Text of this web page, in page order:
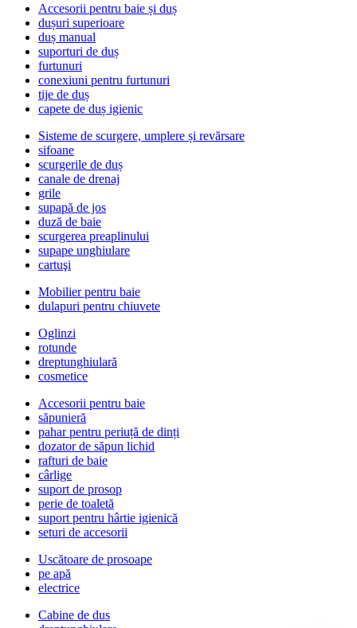
Accesorii pentru baie și duș
dușuri superioare
duș manual
suporturi de duș
furtunuri
conexiuni pentru furtunuri
tije de duș
capete de duș igienic
Sisteme de scurgere, umplere și revărsare
sifoane
scurgerile de duș
canale de drenaj
grile
supapă de jos
duză de baie
scurgerea preaplinului
supape unghiulare
cartuşi
Mobilier pentru baie
dulapuri pentru chiuvete
Oglinzi
rotunde
dreptunghiulară
cosmetice
Accesorii pentru baie
săpunieră
pahar pentru periuță de dinți
dozator de săpun lichid
rafturi de baie
cârlige
suport de prosop
perie de toaletă
suport pentru hârtie igienică
seturi de accesorii
Uscătoare de prosoape
pe apă
electrice
Cabine de dus